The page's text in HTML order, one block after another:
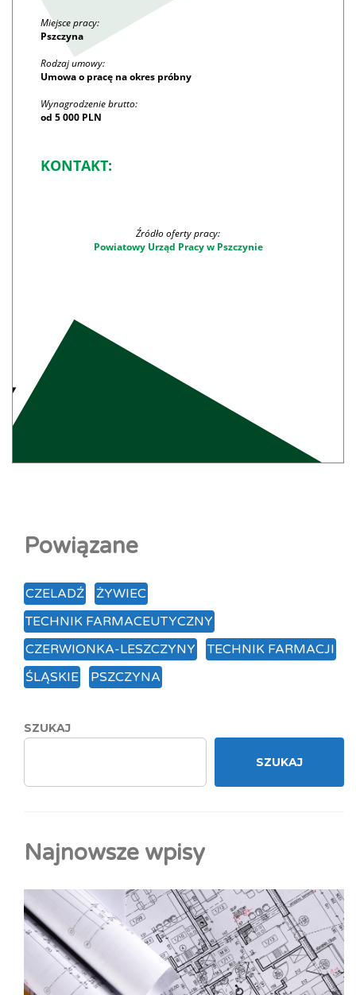
Miejsce pracy:
Pszczyna
Rodzaj umowy:
Umowa o pracę na okres próbny
Wynagrodzenie brutto:
od 5 000 PLN
KONTAKT:
Źródło oferty pracy:
Powiatowy Urząd Pracy w Pszczynie
Powiązane
CZELADŹ
ŻYWIEC
TECHNIK FARMACEUTYCZNY
CZERWIONKA-LESZCZYNY
TECHNIK FARMACJI
ŚLĄSKIE
PSZCZYNA
SZUKAJ
SZUKAJ
Najnowsze wpisy